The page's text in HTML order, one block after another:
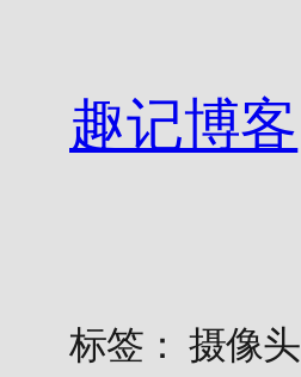
趣记博客
标签：摄像头